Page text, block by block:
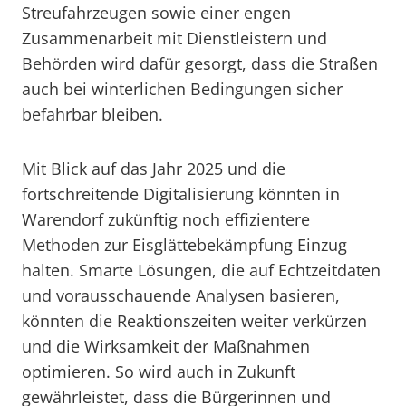
Streufahrzeugen sowie einer engen
Zusammenarbeit mit Dienstleistern und
Behörden wird dafür gesorgt, dass die Straßen
auch bei winterlichen Bedingungen sicher
befahrbar bleiben.
Mit Blick auf das Jahr 2025 und die
fortschreitende Digitalisierung könnten in
Warendorf zukünftig noch effizientere
Methoden zur Eisglättebekämpfung Einzug
halten. Smarte Lösungen, die auf Echtzeitdaten
und vorausschauende Analysen basieren,
könnten die Reaktionszeiten weiter verkürzen
und die Wirksamkeit der Maßnahmen
optimieren. So wird auch in Zukunft
gewährleistet, dass die Bürgerinnen und